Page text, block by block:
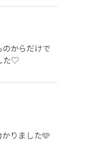
からだけで
た♡
りました🩵